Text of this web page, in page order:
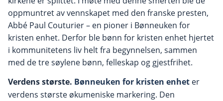
oppmuntret av vennskapet med den franske presten,
Abbé Paul Couturier – en pioner i Bønneuken for
kristen enhet. Derfor ble bønn for kristen enhet hjertet
i kommunitetens liv helt fra begynnelsen, sammen
med de tre søylene bønn, felleskap og gjestfrihet.
Verdens største. Bønneuken for kristen enhet er
verdens største økumeniske markering. Den